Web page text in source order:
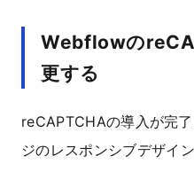
Webflowの
更する
reCAPTCHAの導入が完
ジのレスポンシブデザイ